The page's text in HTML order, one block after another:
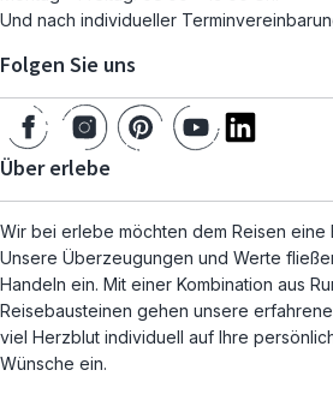
Und nach individueller
Folgen Sie uns
Über erlebe
Wir bei erlebe möchten dem Reisen eine
Unsere Überzeugungen und Werte
Handeln ein. Mit einer Kombination aus
Reisebausteinen gehen unsere
viel Herzblut individuell auf Ihre
Wünsche ein.